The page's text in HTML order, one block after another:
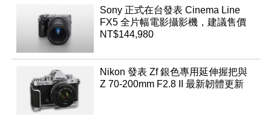
Sony 正式在台發表 Cinema Line
FX5 全片幅電影攝影機，建議售價
NT$144,980
Nikon 發表 Zf 銀色專用延伸握把與
Z 70-200mm F2.8 II 最新韌體更新